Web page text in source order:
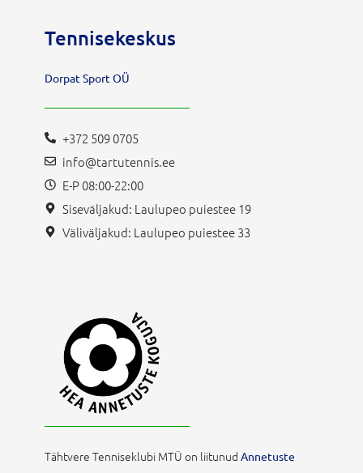
Tennisekeskus
Dorpat Sport OÜ
+372 509 0705
info@tartutennis.ee
E-P 08:00-22:00
Siseväljakud: Laulupeo puiestee 19
Väliväljakud: Laulupeo puiestee 33
Tähtvere Tenniseklubi MTÜ on liitunud Annetuste